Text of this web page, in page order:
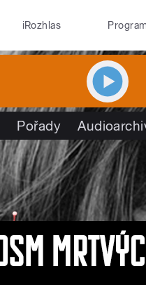
iRozhlas Program
Pořady